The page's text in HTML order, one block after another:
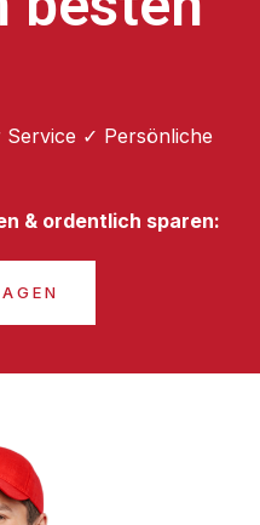
Service ✓ Persönliche
& ordentlich sparen: